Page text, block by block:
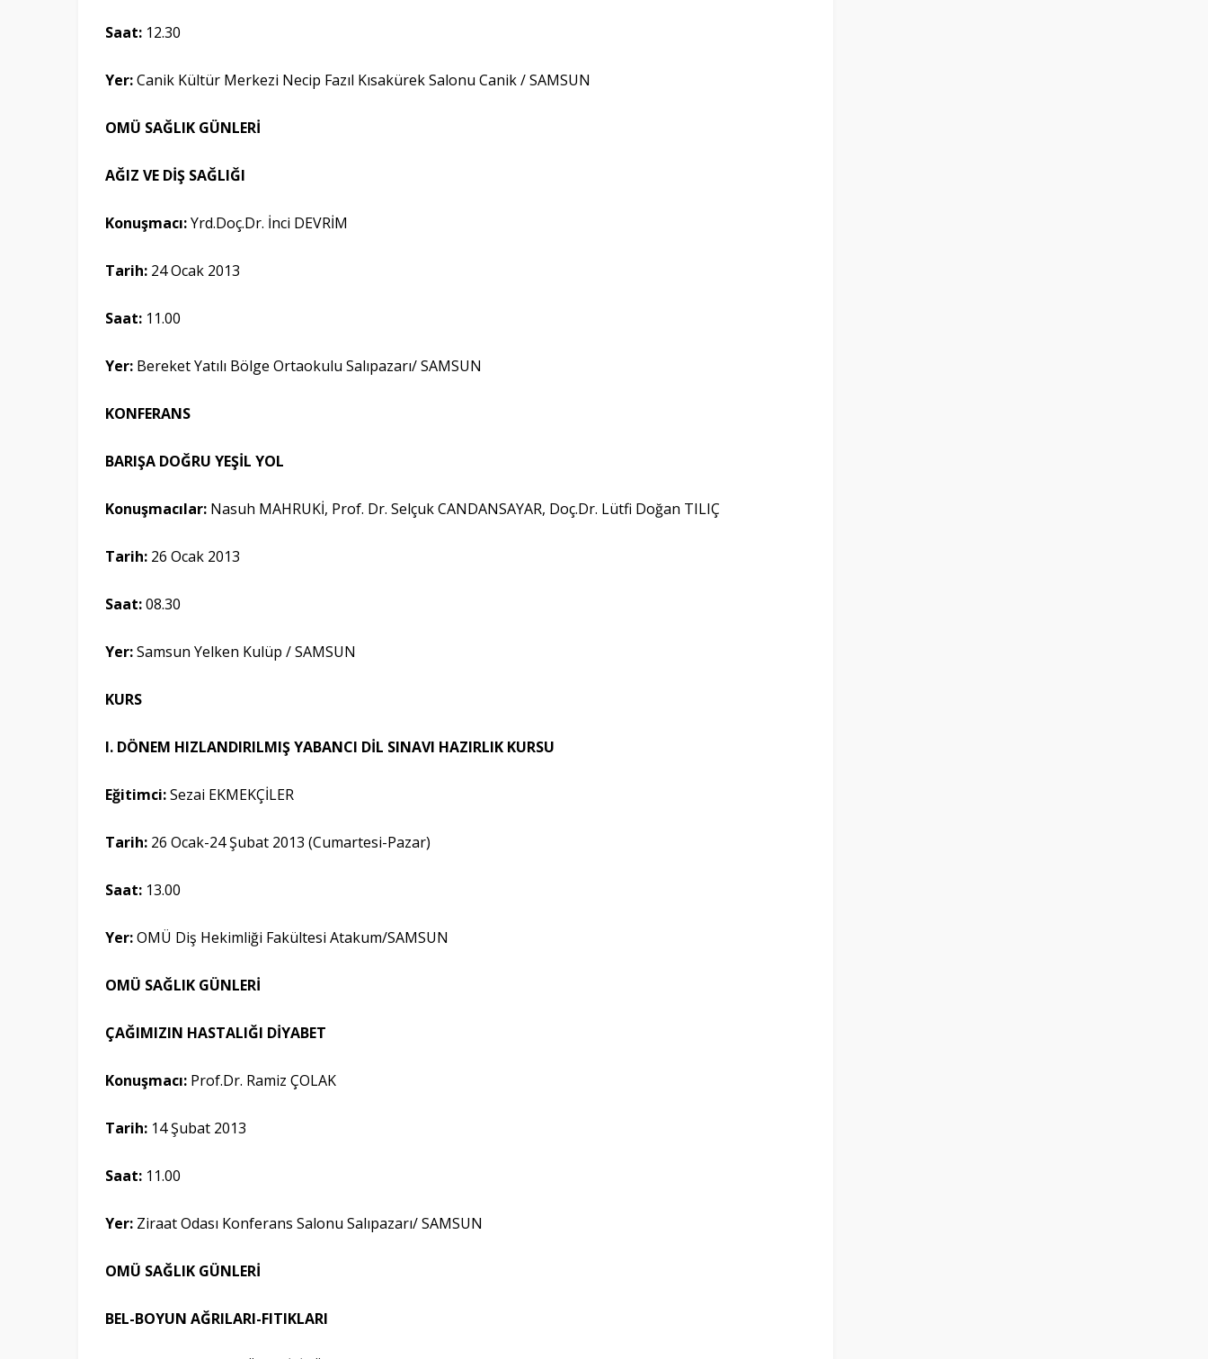
Saat: 12.30
Yer:Canik Kültür Merkezi Necip Fazıl Kısakürek Salonu Canik / SAMSUN
OMÜ SAĞLIK GÜNLERİ
AĞIZ VE DİŞ SAĞLIĞI
Konuşmacı:Yrd.Doç.Dr. İnci DEVRİM
Tarih: 24 Ocak 2013
Saat: 11.00
Yer: Bereket Yatılı Bölge Ortaokulu Salıpazarı/ SAMSUN
KONFERANS
BARIŞA DOĞRU YEŞİL YOL
Konuşmacılar: Nasuh MAHRUKİ, Prof. Dr. Selçuk CANDANSAYAR, Doç.Dr. Lütfi Doğan TILIÇ
Tarih: 26 Ocak 2013
Saat:08.30
Yer:Samsun Yelken Kulüp / SAMSUN
KURS
I. DÖNEM HIZLANDIRILMIŞ YABANCI DİL SINAVI HAZIRLIK KURSU
Eğitimci:Sezai EKMEKÇİLER
Tarih: 26 Ocak-24 Şubat 2013 (Cumartesi-Pazar)
Saat: 13.00
Yer:OMÜ Diş Hekimliği Fakültesi Atakum/SAMSUN
OMÜ SAĞLIK GÜNLERİ
ÇAĞIMIZIN HASTALIĞI DİYABET
Konuşmacı: Prof.Dr. Ramiz ÇOLAK
Tarih: 14 Şubat 2013
Saat: 11.00
Yer: Ziraat Odası Konferans Salonu Salıpazarı/ SAMSUN
OMÜ SAĞLIK GÜNLERİ
BEL-BOYUN AĞRILARI-FITIKLARI